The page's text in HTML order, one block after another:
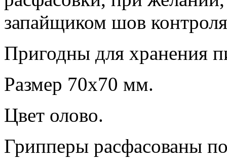
запайщиком шов
Пригодны для хранения
Размер 70х70 мм.
Цвет олово.
Грипперы расфасованы